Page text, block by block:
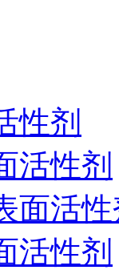
性剂
活性剂
面活
活性剂